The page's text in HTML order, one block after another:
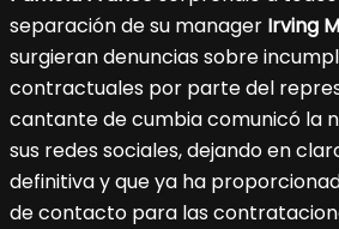
separación de su manager Irving
surgieran denuncias sobre
contractuales por parte del
cantante de cumbia comunicó la
sus redes sociales, dejando en
definitiva y que ya ha
de contacto para las